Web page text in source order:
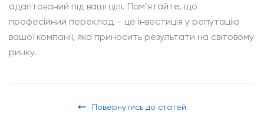
адаптований під ваші цілі. Пам’ятайте, що
професійний переклад – це інвестиція у репутацію
вашої компанії, яка приносить результати на світовому
ринку.
Повернутись до статей